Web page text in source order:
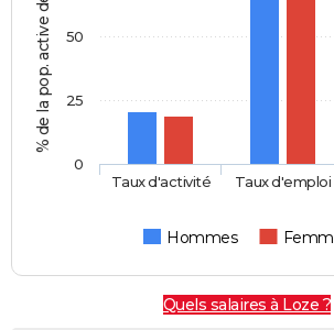
Hommes
Taux d'activité Taux d'emploi
0
25
50
Quels salaires à Loze ?